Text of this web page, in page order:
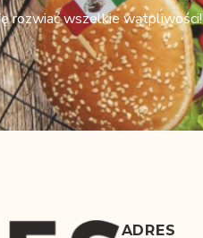
rozwiać wszelkie wątpliwości!
ADRES